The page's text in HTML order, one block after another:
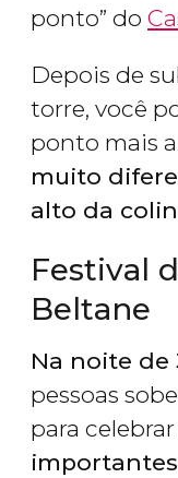
ponto” do
Depois de
torre, você
ponto mais
muito
alto da
Festival
Beltane
Na noite de
pessoas
para celebrar